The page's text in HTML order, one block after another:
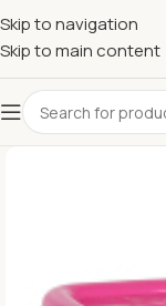
Skip to navigation
Skip to main content